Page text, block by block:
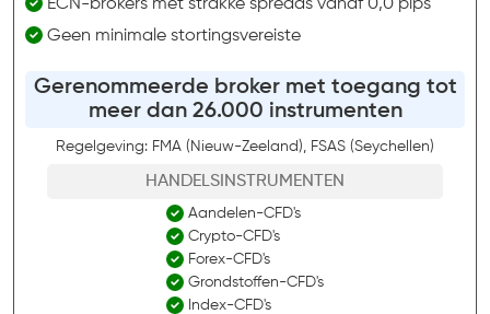
ECN-brokers met strakke spreads vanaf 0,0 pips
Geen minimale stortingsvereiste
Gerenommeerde broker met toegang tot
meer dan 26.000 instrumenten
Regelgeving: FMA (Nieuw-Zeeland), FSAS (Seychellen)
HANDELSINSTRUMENTEN
Aandelen-CFD's
Crypto-CFD's
Forex-CFD's
Grondstoffen-CFD's
Index-CFD's